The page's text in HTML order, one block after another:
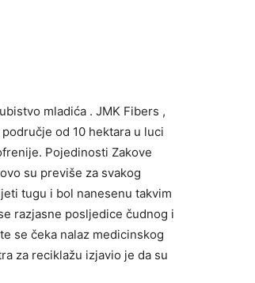
mladića . JMK Fibers ,
od 10 hektara u luci
Pojedinosti Zakove
su previše za svakog
tugu i bol nanesenu takvim
razjasne posljedice čudnog i
se čeka nalaz medicinskog
za reciklažu izjavio je da su